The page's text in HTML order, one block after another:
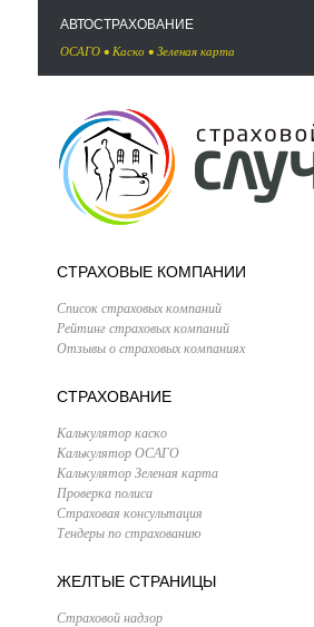
АВТОСТРАХОВАНИЕ
ОСАГО • Каско • Зеленая карта
СТРАХОВЫЕ КОМПАНИИ
Список страховых компаний
Рейтинг страховых компаний
Отзывы о страховых компаниях
СТРАХОВАНИЕ
Калькулятор каско
Калькулятор ОСАГО
Калькулятор Зеленая карта
Проверка полиса
Страховая консультация
Тендеры по страхованию
ЖЕЛТЫЕ СТРАНИЦЫ
Страховой надзор